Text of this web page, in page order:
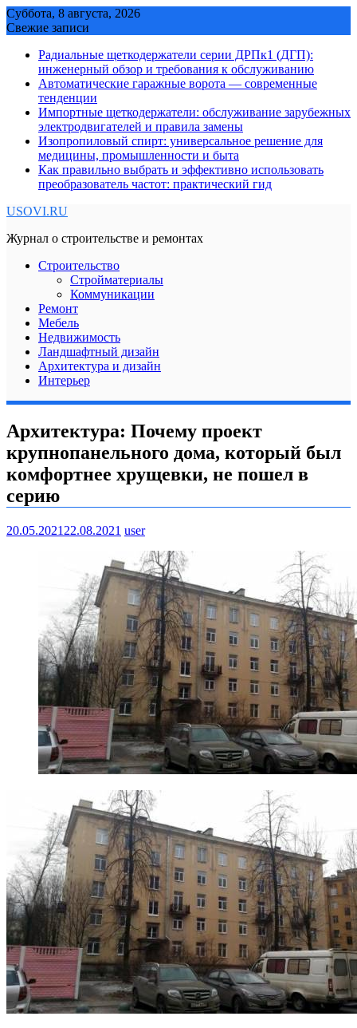
Skip
to
Суббота, 8 августа, 2026
Свежие записи
Радиальные щеткодержатели серии ДРПк1 (ДГП):
инженерный обзор и требования к обслуживанию
Автоматические гаражные ворота — современные
тенденции
Импортные щеткодержатели: обслуживание зарубежных
электродвигателей и правила замены
Изопропиловый спирт: универсальное решение для
медицины, промышленности и быта
Как правильно выбрать и эффективно использовать
преобразователь частот: практический гид
USOVI.RU
Журнал о строительстве и ремонтах
Строительство
Стройматериалы
Коммуникации
Ремонт
Мебель
Недвижимость
Ландшафтный дизайн
Архитектура и дизайн
Интерьер
Архитектура: Почему проект
крупнопанельного дома, который был
комфортнее хрущевки, не пошел в
серию
20.05.2021 22.08.2021 user